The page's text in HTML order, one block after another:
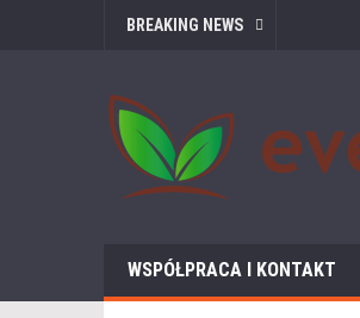
BREAKING NEWS
WSPÓŁPRACA I KONTAKT